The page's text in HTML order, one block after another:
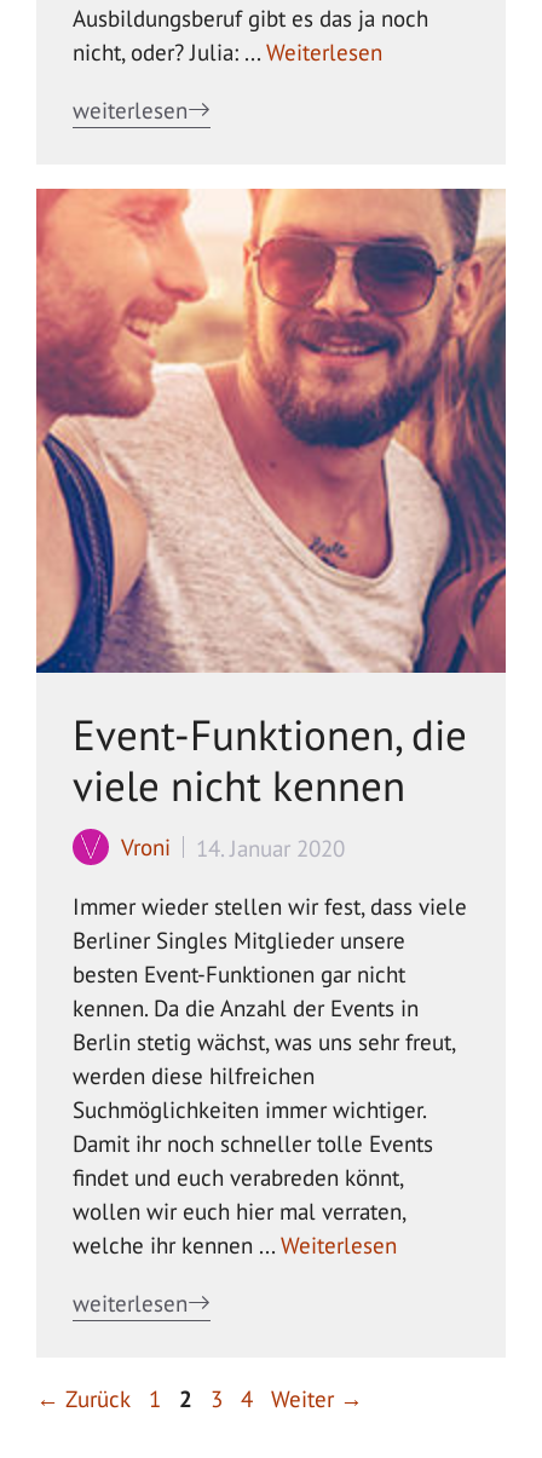
Ausbildungsberuf gibt es das ja noch
nicht, oder? Julia: ... Weiterlesen
weiterlesen
Event-Funktionen, die
viele nicht kennen
Vroni
14. Januar 2020
Immer wieder stellen wir fest, dass viele
Berliner Singles Mitglieder unsere
besten Event-Funktionen gar nicht
kennen. Da die Anzahl der Events in
Berlin stetig wächst, was uns sehr freut,
werden diese hilfreichen
Suchmöglichkeiten immer wichtiger.
Damit ihr noch schneller tolle Events
findet und euch verabreden könnt,
wollen wir euch hier mal verraten,
welche ihr kennen ... Weiterlesen
weiterlesen
← Zurück Seite
1 Seite
2 Seite
3 Seite
4 Weiter →